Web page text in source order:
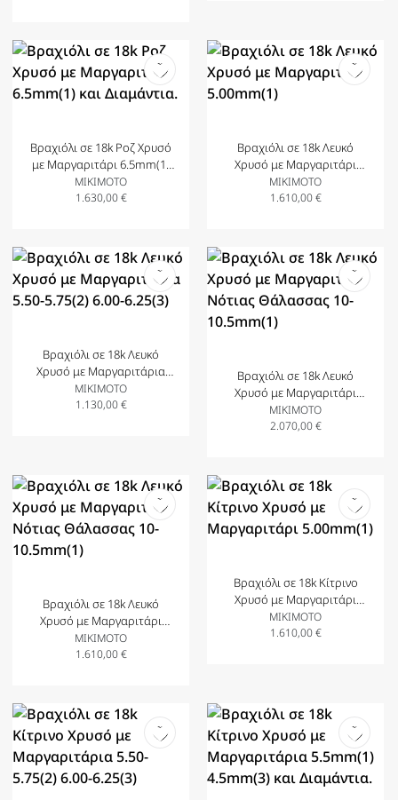
Βραχιόλι σε 18k Ροζ Χρυσό
με Μαργαριτάρι 6.5mm(1)
και Διαμάντια.
MIKIMOTO
1.630,00€
Βραχιόλι σε 18k Λευκό
Χρυσό με Μαργαριτάρι
5.00mm(1)
MIKIMOTO
1.610,00€
Βραχιόλι σε 18k Λευκό
Χρυσό με Μαργαριτάρια
5.50-5.75(2) 6.00-6.25(3)
MIKIMOTO
1.130,00€
Βραχιόλι σε 18k Λευκό
Χρυσό με Μαργαριτάρι
Νότιας Θάλασσας 10-
10.5mm(1)
MIKIMOTO
2.070,00€
Βραχιόλι σε 18k Λευκό
Χρυσό με Μαργαριτάρι
Νότιας Θάλασσας 10-
10.5mm(1)
MIKIMOTO
1.610,00€
Βραχιόλι σε 18k Κίτρινο
Χρυσό με Μαργαριτάρι
5.00mm(1)
MIKIMOTO
1.610,00€